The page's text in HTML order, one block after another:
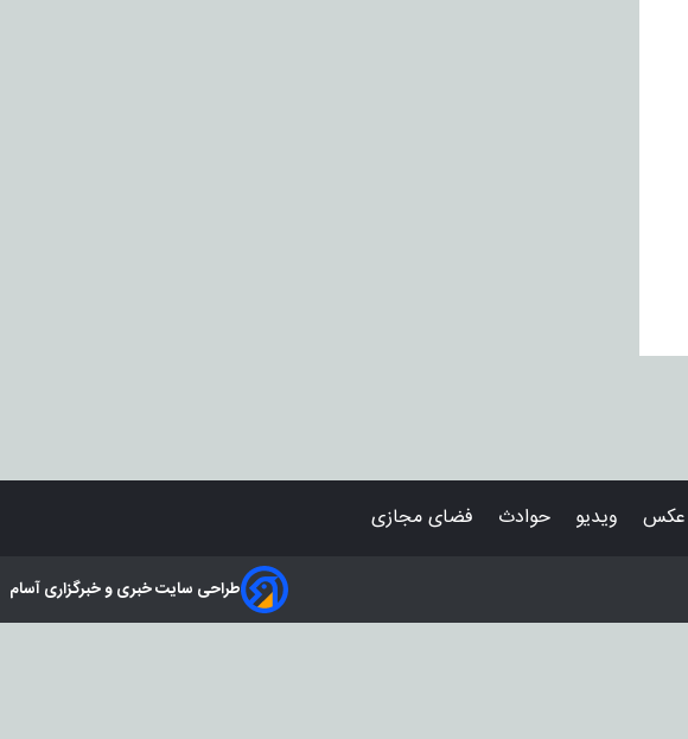
عکس ویدیو حوادث فضای مجازی
طراحی سایت خبری و خبرگزاری آسام